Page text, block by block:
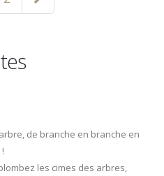
de branche en branche en
les cimes des arbres,